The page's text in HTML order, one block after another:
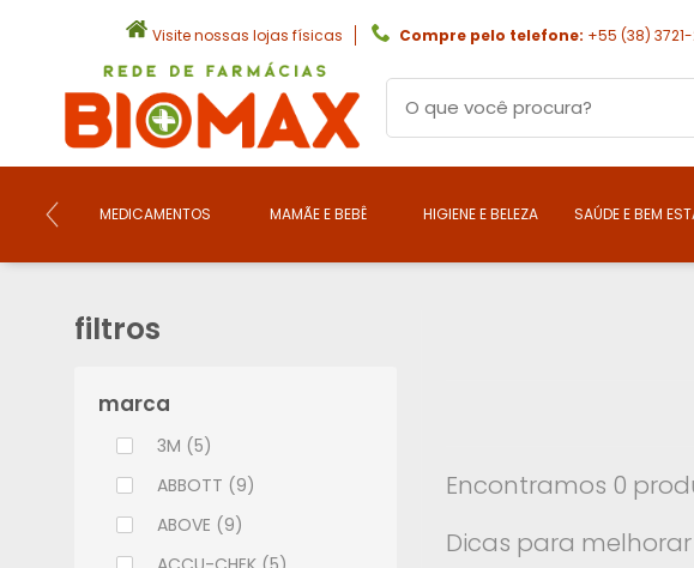
Visite nossas lojas físicas Compre pelo telefone: +55 (38)
MEDICAMENTOS MAMÃE E BEBÊ HIGIENE E BELEZA SAÚDE E BEM
filtros
marca
3M (5)
ABBOTT (9)
ABOVE (9)
Encontramos 0
Dicas para